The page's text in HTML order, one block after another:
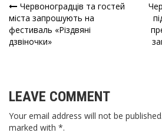
Навігація
записів
Червоноградців та гостей
міста запрошують на
фестиваль «Різдвяні
дзвіночки»
LEAVE COMMENT
Your email address will not be
marked with *.